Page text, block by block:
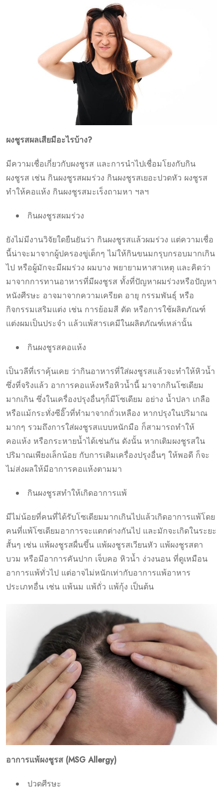
ผงชูรสผลเสียมีอะไรบ้าง?
มีความเชื่อเกี่ยวกับผงชูรส และการนำไปเชื่อมโยงกับกิน
ผงชูรส เช่น กินผงชูรสผมร่วง กินผงชูรสเยอะปวดหัว ผงชูรส
ทำให้คอแห้ง กินผงชูรสมะเร็งถามหา ฯลฯ
กินผงชูรสผมร่วง
ยังไม่มีงานวิจัยใดยืนยันว่า กินผงชูรสแล้วผมร่วง แต่ความเชื่อ
นี้น่าจะมาจากผู้ปครองขู่เด็กๆ ไม่ให้กินขนมกรุบกรอบมากเกิน
ไป หรือผู้มักจะมีผมร่วง ผมบาง พยายามหาสาเหตุ และคิดว่า
มาจากการทานอาหารที่มีผงชูรส ทั้งที่ปัญหาผมร่วงหรือปัญหา
หนังศีรษะ อาจมาจากความเครียด อายุ กรรมพันธุ์ หรือ
กิจกรรมเสริมแต่ง เช่น การย้อมสี ดัด หรือการใช้ผลิตภัณฑ์
แต่งผมเป็นประจำ แล้วแพ้สารเคมีในผลิตภัณฑ์เหล่านั้น
กินผงชูรสคอแห้ง
เป็นวลีที่เราคุ้นเคย ว่ากินอาหารที่ใส่ผงชูรสแล้วจะทำให้หิวน้ำ
ซึ่งที่จริงแล้ว อาการคอแห้งหรือหิวน้ำนี้ มาจากกินโซเดียม
มากเกิน ซึ่งในเครื่องปรุงอื่นๆก็มีโซเดียม อย่าง น้ำปลา เกลือ
หรือแม้กระทั่งซีอิ๊วที่ทำมาจากถั่วเหลือง หากปรุงในปริมาณ
มากๆ รวมถึงการใส่ผงชูรสแบบหนักมือ ก็สามารถทำให้
คอแห้ง หรือกระหายน้ำได้เช่นกัน ดังนั้น หากเติมผงชูรสใน
ปริมาณเพียงเล็กน้อย กับการเติมเครื่องปรุงอื่นๆ ให้พอดี ก็จะ
ไม่ส่งผลให้มีอาการคอแห้งตามมา
กินผงชูรสทำให้เกิดอาการแพ้
มีไม่น้อยที่คนที่ได้รับโซเดียมมากเกินไปแล้วเกิดอาการแพ้โดย
คนที่แพ้โซเดียมอาการจะแตกต่างกันไป และมักจะเกิดในระยะ
สั้นๆ เช่น แพ้ผงชูรสผื่นขึ้น แพ้ผงชูรสเวียนหัว แพ้ผงชูรสตา
บวม หรือมีอาการคันปาก เจ็บคอ หิวน้ำ ง่วงนอน ที่ดูเหมือน
อาการแพ้ทั่วไป แต่อาจไม่หนักเท่ากับอาการแพ้อาหาร
ประเภทอื่น เช่น แพ้นม แพ้ถั่ว แพ้กุ้ง เป็นต้น
อาการแพ้ผงชูรส (MSG Allergy)
ปวดศีรษะ